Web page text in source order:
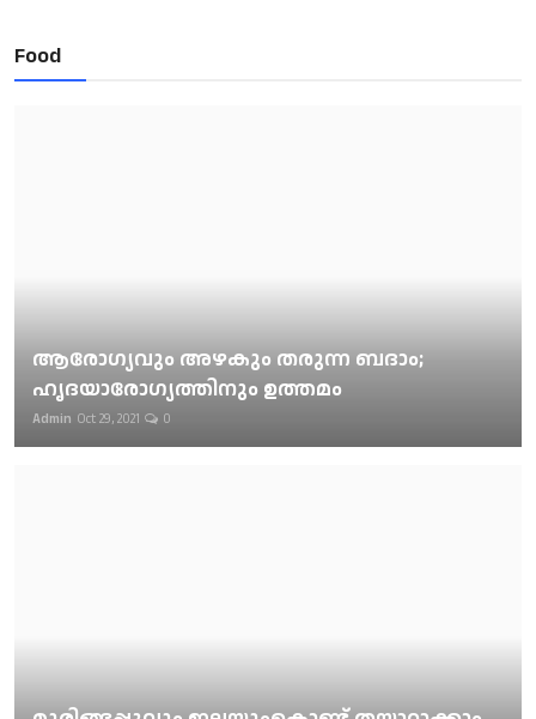
Food
ആരോഗ്യവും അഴകും തരുന്ന ബദാം;
ഹൃദയാരോഗ്യത്തിനും ഉത്തമം
Admin Oct 29, 2021 0